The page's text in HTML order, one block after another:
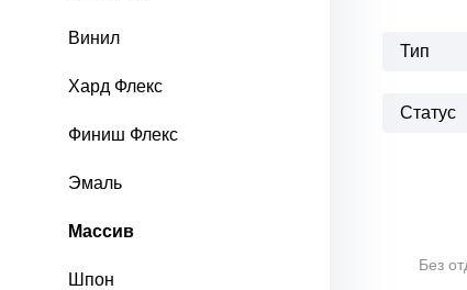
Винил
Хард Флекс
Финиш Флекс
Эмаль
Массив
Шпон
Тип
Статус
Без